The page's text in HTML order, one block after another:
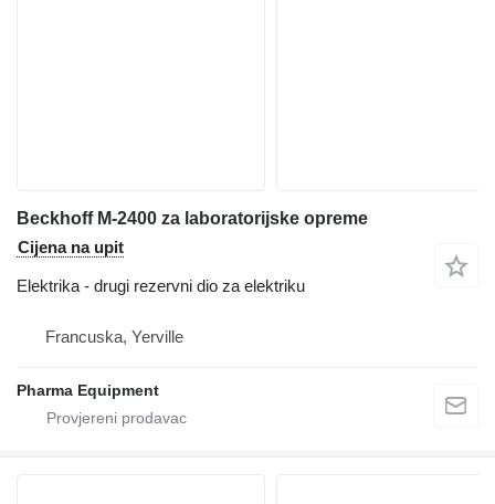
Beckhoff M-2400 za laboratorijske opreme
Cijena na upit
Elektrika - drugi rezervni dio za elektriku
Francuska, Yerville
Pharma Equipment